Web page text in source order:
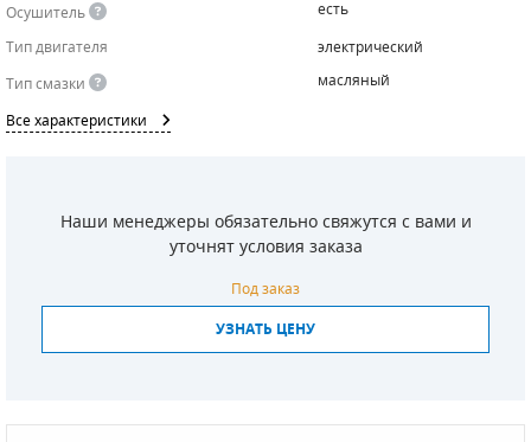
Осушитель
есть
Тип двигателя
электрический
Тип смазки
масляный
Все характеристики
Наши менеджеры обязательно свяжутся с вами и
уточнят условия заказа
Под заказ
УЗНАТЬ ЦЕНУ
РУКАВА ВЫСОКОГО ДАВЛЕНИЯ (РВД)
ЗАПЧАСТИ ДЛЯ ВИНТОВЫХ КОМПРЕССОРОВ
ФИЛЬТРОВ
ДЛЯ АДСОРБЦИОННЫХ ОСУШИТЕЛЕЙ
ДИЗЕЛЬНЫЕ ДВИГАТЕЛИ